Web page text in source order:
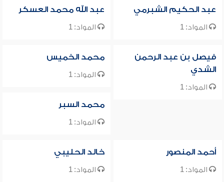
عبد الحكيم الشبرمي
المواد: 1
عبد الله محمد العسكر
المواد: 1
فيصل بن عبد الرحمن
الشدي
المواد: 1
محمد الخميس
المواد: 1
محمد السبر
المواد: 1
أحمد المنصور
المواد: 1
خالد الحليبي
المواد: 1